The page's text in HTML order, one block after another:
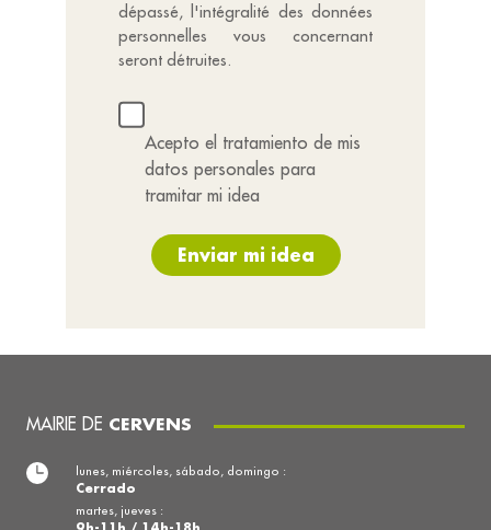
dépassé, l'intégralité des données
personnelles vous concernant
seront détruites.
Acepto el tratamiento de mis
datos personales para
tramitar mi idea
Enviar mi idea
MAIRIE DE CERVENS
lunes, miércoles, sábado, domingo :
Cerrado
martes, jueves :